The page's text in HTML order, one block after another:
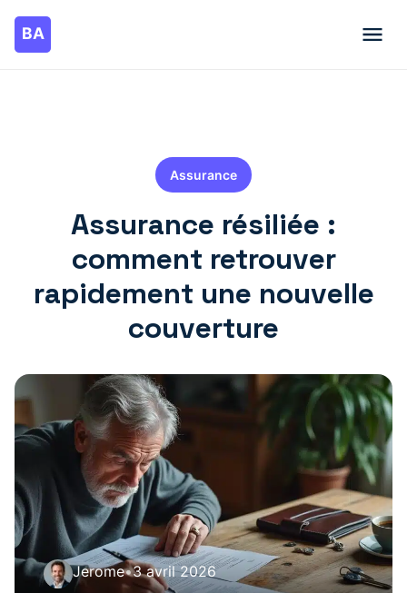
Assurance
Assurance résiliée :
comment retrouver
rapidement une nouvelle
couverture
Jerome•3 avril 2026